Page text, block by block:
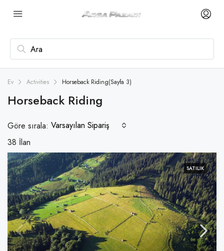
Ev Activities Horseback Riding(Sayfa 3)
Horseback Riding
38 İlan
Göre sırala: Varsayılan Sipariş
SATILIK